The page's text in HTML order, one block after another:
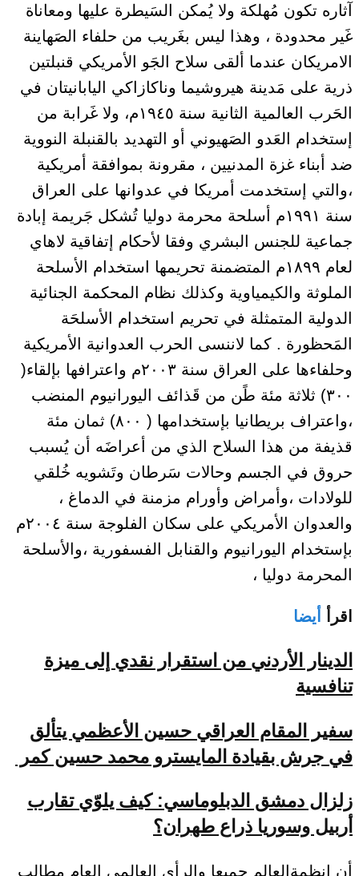
آثاره تكون مُهلكة ولا يُمكن السَيطرة عليها ومعاناة
غَير محدودة ، وهذا ليس بغَريب من حلفاء الصَهاينة
الامريكان عندما ألقى سلاح الجَو الأمريكي قنبلتين
ذرية على مَدينة هيروشيما وناكازاكي اليابانيتان في
الحَرب العالمية الثانية سنة ١٩٤٥م، ولا غَرابة من
إستخدام العَدو الصَهيوني أو التهديد بالقنبلة النووية
ضد أبناء غزة المدنيين ، مقرونة بموافقة أمريكية
،والتي إستخدمت أمريكا في عدوانها على العراق
سنة ١٩٩١م أسلحة محرمة دوليا تُشكل جَريمة إبادة
جماعية للجنس البشري وفقا لأحكام إتفاقية لاهاي
لعام ١٨٩٩م المتضمنة تحريمها استخدام الأسلحة
الملوثة والكيمياوية وكذلك نظام المحكمة الجنائية
الدولية المتمثلة في تحريم استخدام الأسلحَة
المَحظورة . كما لاننسى الحرب العدوانية الأمريكية
وحلفاءها على العراق سنة ٢٠٠٣م واعترافها بإلقاء(
٣٠٠) ثلاثة مئة طًن من قَذائف اليورانيوم المنضب
،واعتراف بريطانيا بإستخدامها ( ٨٠٠) ثمان مئة
قذيفة من هذا السلاح الذي من أعراضَه أن يُسبب
حروق في الجسم وحالات سَرطان وتَشويه خُلقي
للولادات ،وأمراض وأورام مزمنة في الدماغ ،
والعدوان الأمريكي على سكان الفلوجة سنة ٢٠٠٤م
بإستخدام اليورانيوم والقنابل الفسفورية ،والأسلحة
المحرمة دوليا ،
اقرأ أيضا
الدينار الأردني من استقرار نقدي إلى ميزة
تنافسية
سفير المقام العراقي حسين الأعظمي يتألق
في جرش بقيادة المايسترو محمد حسين كمر
زلزال دمشق الدبلوماسي: كيف يلوّي تقارب
أربيل وسوريا ذراع طهران؟
أن انظمةالعالم جميعا والرأي العالمي العام مطالب